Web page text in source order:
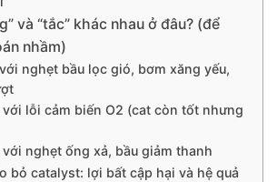
và “tắc” khác nhau ở đâu? (để
nhầm)
nghẹt bầu lọc gió, bơm xăng yếu,
với lỗi cảm biến O2 (cat còn tốt nhưng
với nghẹt ống xả, bầu giảm thanh
bỏ catalyst: lợi bất cập hại và hệ quả